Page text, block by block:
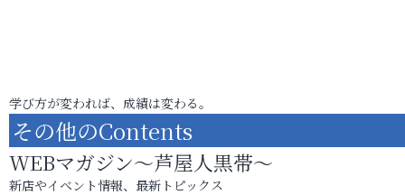
学び方が変われば、成績は変わる。
その他のContents
WEBマガジン～芦屋人黒帯～
新店やイベント情報、最新トピックス